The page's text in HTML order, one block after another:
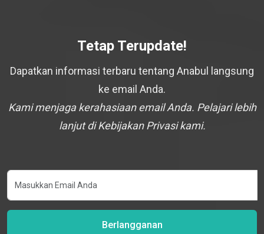
Tetap Terupdate!
Dapatkan informasi terbaru tentang Anabul langsung
ke email Anda.
Kami menjaga kerahasiaan email Anda. Pelajari lebih
lanjut di Kebijakan Privasi kami.
Berlangganan